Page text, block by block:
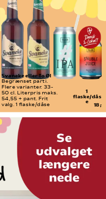
1
flaske/dås
e
18,-
Svaneke eller To Øl
Begrænset parti.
Flere varianter. 33-
50 cl. Literpris maks.
54,55 + pant. Frit
valg. 1 flaske/dåse